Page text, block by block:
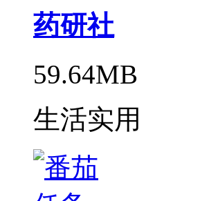
药研社
59.64MB
生活实用